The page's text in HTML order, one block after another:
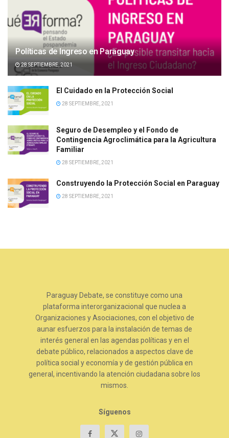
Políticas de Ingreso en Paraguay
28 SEPTIEMBRE, 2021
El Cuidado en la Protección Social
28 SEPTIEMBRE, 2021
Seguro de Desempleo y el Fondo de
Contingencia Agroclimática para la Agricultura
Familiar
28 SEPTIEMBRE, 2021
Construyendo la Protección Social en Paraguay
28 SEPTIEMBRE, 2021
Paraguay Debate, se constituye como una
plataforma interorganizacional que nuclea a
Organizaciones y Asociaciones, con el objetivo de
aunar esfuerzos para la instalación de temas de
interés general en las agendas políticas y en el
debate público, relacionados a aspectos clave de
política social y economía y de gestión pública en
general, incentivando la atención ciudadana sobre los
mismos.
Síguenos